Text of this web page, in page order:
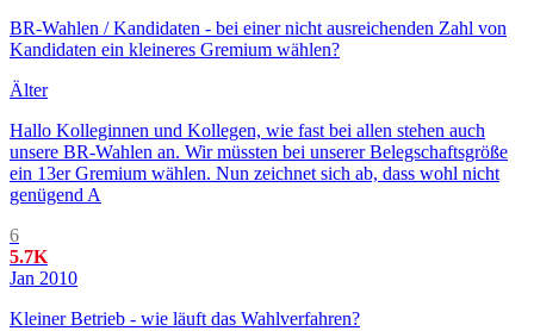
BR-Wahlen / Kandidaten - bei einer nicht ausreichenden Zahl von
Kandidaten ein kleineres Gremium wählen?
Älter
Hallo Kolleginnen und Kollegen, wie fast bei allen stehen auch
unsere BR-Wahlen an. Wir müssten bei unserer Belegschaftsgröße
ein 13er Gremium wählen. Nun zeichnet sich ab, dass wohl nicht
genügend A
6
5.7K
Jan 2010
Kleiner Betrieb - wie läuft das Wahlverfahren?